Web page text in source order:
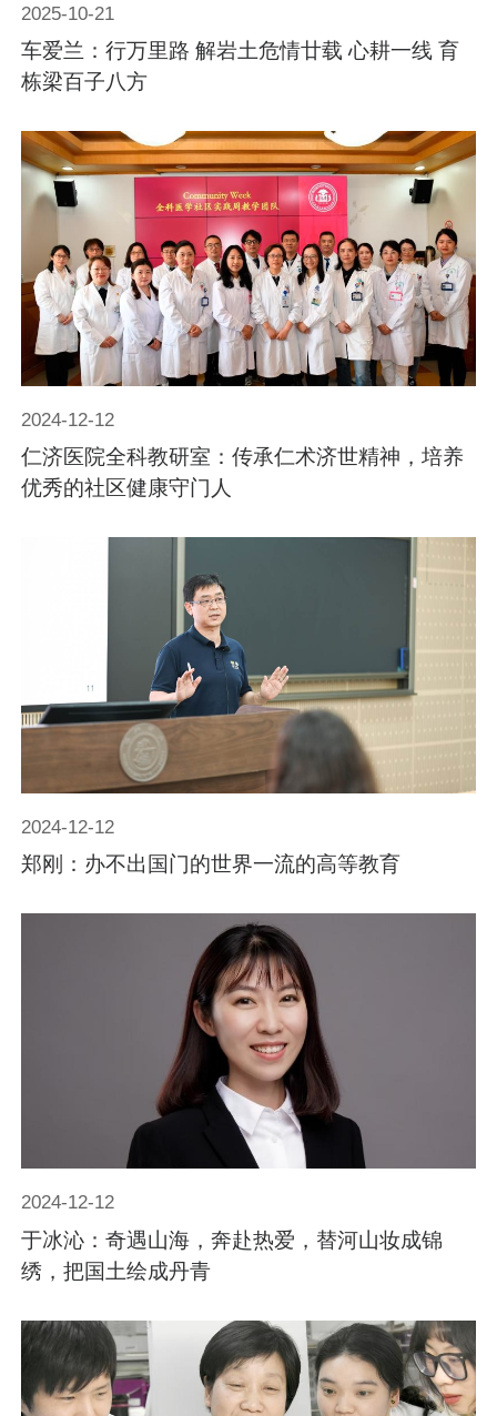
2025-10-21
车爱兰：行万里路 解岩土危情廿载 心耕一线 育
栋梁百子八方
2024-12-12
仁济医院全科教研室：传承仁术济世精神，培养
优秀的社区健康守门人
2024-12-12
郑刚：办不出国门的世界一流的高等教育
2024-12-12
于冰沁：奇遇山海，奔赴热爱，替河山妆成锦
绣，把国土绘成丹青